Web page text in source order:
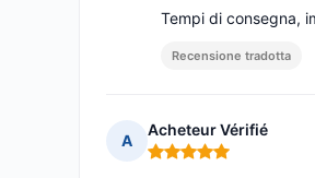
Tempi di consegna,
Recensione tradotta
A
Acheteur Vérifié
Nota: 5 su 5